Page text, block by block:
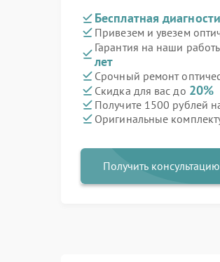
Бесплатная
Привезем и увезем
Гарантия на наши
лет
Срочный ремонт
Скидка для вас до 20%
Получите 1500 рублей
Оригинальные
Получить консультацию